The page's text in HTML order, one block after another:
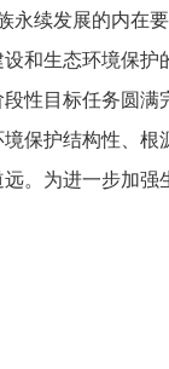
续发展的内在
和生态环境保
性目标任务圆
保护结构性、
。为进一步加